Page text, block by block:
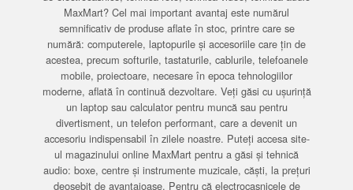
MaxMart? Cel mai important avantaj este numărul
semnificativ de produse aflate în stoc, printre care se
numără: computerele, laptopurile și accesoriile care țin de
acestea, precum softurile, tastaturile, cablurile, telefoanele
mobile, proiectoare, necesare în epoca tehnologiilor
moderne, aflată în continuă dezvoltare. Veți găsi cu ușurință
un laptop sau calculator pentru muncă sau pentru
divertisment, un telefon performant, care a devenit un
accesoriu indispensabil în zilele noastre. Puteți accesa site-
ul magazinului online MaxMart pentru a găsi și tehnică
audio: boxe, centre și instrumente muzicale, căști, la prețuri
deosebit de avantajoase. Pentru că electrocasnicele de